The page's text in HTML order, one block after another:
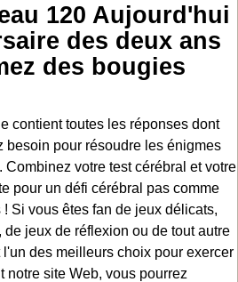
120 Aujourd'hui
des deux ans
des bougies
contient toutes les réponses dont
besoin pour résoudre les énigmes
Combinez votre test cérébral et votre
pour un défi cérébral pas comme
! Si vous êtes fan de jeux délicats,
jeux de réflexion ou de tout autre
des meilleurs choix pour exercer
notre site Web, vous pourrez